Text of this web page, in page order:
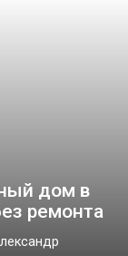
дом в
ремонта